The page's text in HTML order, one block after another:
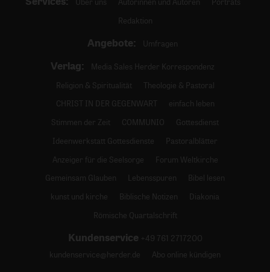
Redaktion
Angebote: Umfragen
Verlag:
Media Sales Herder Korrespondenz
Religion & Spiritualität
Theologie & Pastoral
CHRIST IN DER GEGENWART
einfach leben
Stimmen der Zeit
COMMUNIO
Gottesdienst
Ideenwerkstatt Gottesdienste
Pastoralblätter
Anzeiger für die Seelsorge
Forum Weltkirche
Gemeinsam Glauben
Lebensspuren
Bibel lesen
kunst und kirche
Biblische Notizen
Diakonia
Römische Quartalschrift
Kundenservice +49 761 2717200
kundenservice@herder.de
Abo online kündigen